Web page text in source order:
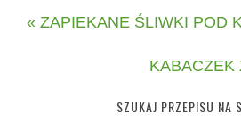
« ZAPIEKANE ŚLIWKI POD
KABACZEK
SZUKAJ PRZEPISU NA